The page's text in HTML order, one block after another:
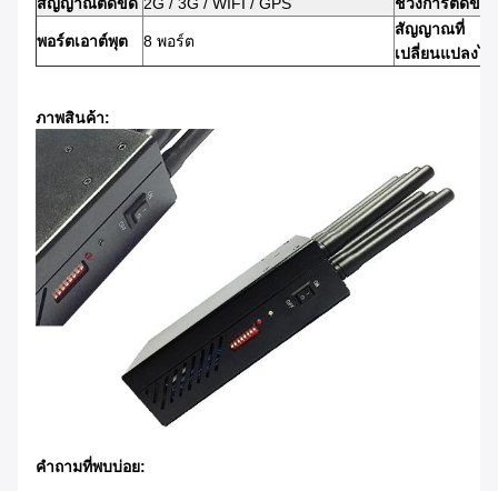
สัญญาณติดขัด 2G / 3G / WIFI / GPS ช่วงการติดขัด
พอร์ตเอาต์พุต 8 พอร์ต
สัญญาณที่
เปลี่ยนแปลงได้
ภาพสินค้า:
คำถามที่พบบ่อย: